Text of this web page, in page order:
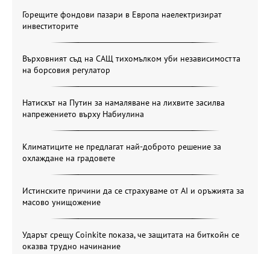
Горещите фондови пазари в Европа наелектризират
инвеститорите
Върховният съд на САЩ тихомълком уби независимостта
на борсовия регулатор
Натискът на Путин за намаляване на лихвите засилва
напрежението върху Набиулина
Климатиците не предлагат най-доброто решение за
охлаждане на градовете
Истинските причини да се страхуваме от AI и оръжията за
масово унищожение
Ударът срещу Coinkite показа, че защитата на биткойн се
оказва трудно начинание